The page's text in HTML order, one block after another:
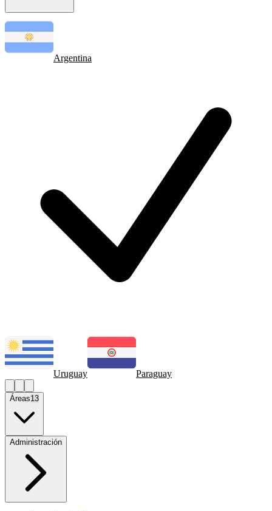
Argentina
Uruguay Paraguay
Áreas13
Administración